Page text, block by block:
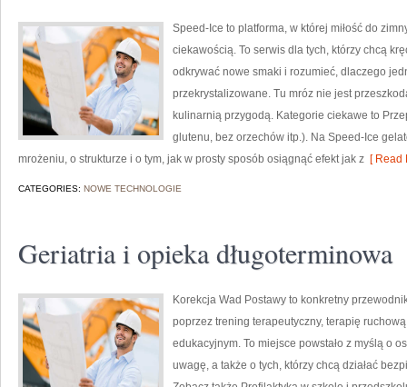
Speed-Ice to platforma, w której miłość do
ciekawością. To serwis dla tych, którzy chcą
odkrywać nowe smaki i rozumieć, dlaczego
przekrystalizowane. Tu mróz nie jest
kulinarnią przygodą. Kategorie ciekawe to
glutenu, bez orzechów itp.). Na Speed-Ice
mrożeniu, o strukturze i o tym, jak w prosty sposób osiągnąć efekt jak z [ Read
CATEGORIES: NOWE TECHNOLOGIE
Geriatria i opieka długoterminowa
Korekcja Wad Postawy to konkretny
poprzez trening terapeutyczny, terapię
edukacyjnym. To miejsce powstało z myślą o
uwagę, a także o tych, którzy chcą działać